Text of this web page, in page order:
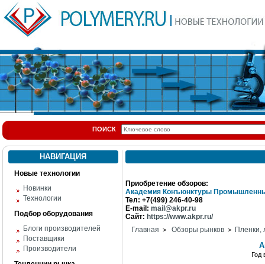
ПОИСК
НАВИГАЦИЯ
Новые технологии
Новинки
Технологии
Подбор оборудования
Блоги производителей
Поставщики
Производители
Приобретение обзоров:
Академия Конъюнктуры
Тел: +7(499) 246-40-98
E-mail: mail@akpr.ru
Сайт: https://www.akpr.ru/
Главная > Обзоры рынков > Пленки,
Год